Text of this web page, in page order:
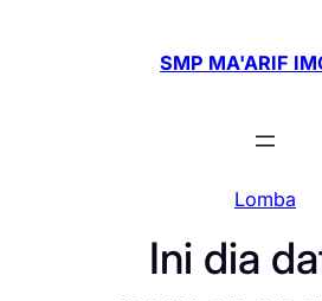
SMP MA'ARIF
Lomba
Ini dia